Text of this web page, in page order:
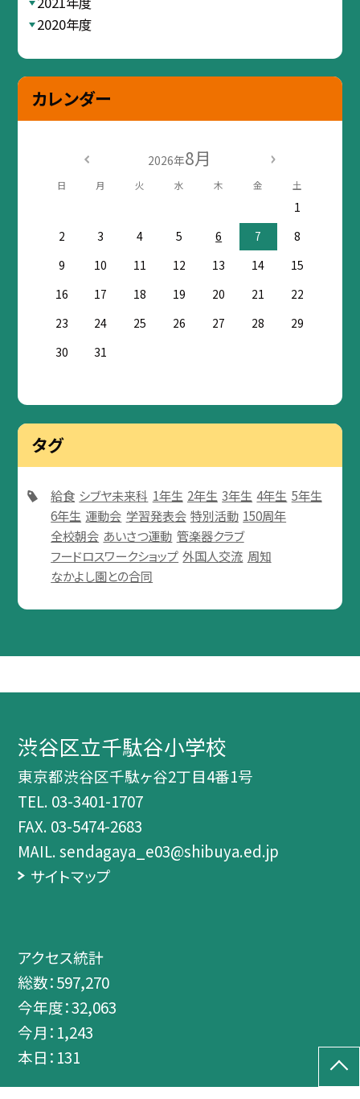
2020年度
カレンダー
2026年8月
日 月 火 水 木 金 土
1
2
3 4 5 6 7
8
9
10 11 12 13 14
15
16
17 18 19 20 21
22
23
24 25 26 27 28
29
30
31
タグ
給食 シブヤ未来科 1年生 2年生 3年生 4年生 5年生
6年生 運動会 学習発表会 特別活動 150周年
全校朝会 あいさつ運動 管楽器クラブ
フードロスワークショップ 外国人交流 周知
なかよし園との合同
渋谷区立千駄谷小学校
東京都渋谷区千駄ヶ谷2丁目4番1号
TEL. 03-3401-1707
FAX. 03-5474-2683
MAIL. sendagaya_e03@shibuya.ed.jp
サイトマップ
アクセス統計
総数：597,270
今年度：32,063
今月： 1,243
本日： 131